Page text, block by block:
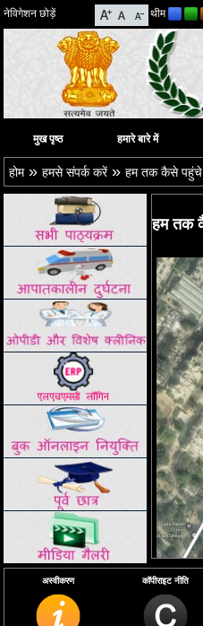
नेविगेशन छोड़ें थीम
मुख पृष्ठ हमारे बारे में
होम» हमसे संपर्क करें» हम तक कैसे पहुंचे
हम तक
अस्वीकरण कॉपीराइट नीति